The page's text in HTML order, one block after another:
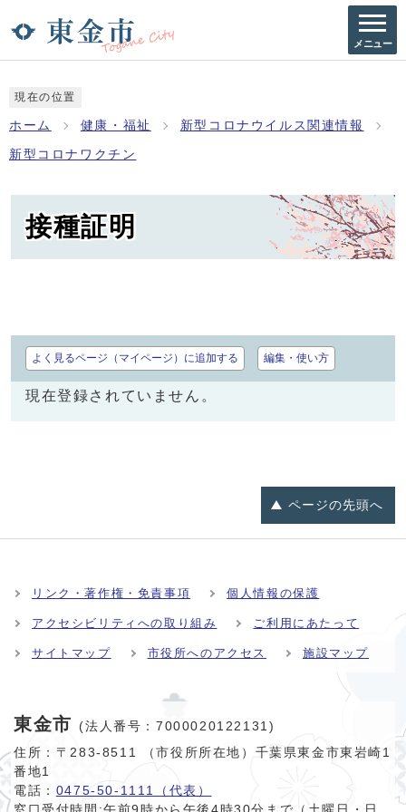
メニュー
現在の位置
ホーム 健康・福祉 新型コロナウイルス関連情報
新型コロナワクチン
接種証明
よく見るページ（マイページ）に追加する 編集・使い方
現在登録されていません。
ページの先頭へ
リンク・著作権・免責事項 個人情報の保護
アクセシビリティへの取り組み ご利用にあたって
サイトマップ 市役所へのアクセス 施設マップ
東金市
(法人番号：7000020122131)
住所：〒283-8511 （市役所所在地）千葉県東金市東岩崎1
番地1
電話： 0475-50-1111（代表）